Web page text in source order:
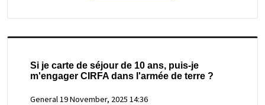
Si je carte de séjour de 10 ans, puis-je
m'engager CIRFA dans l'armée de terre ?
General19 November, 2025 14:36